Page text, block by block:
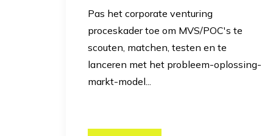
Pas het corporate venturing
proceskader toe om MVS/POC's te
scouten, matchen, testen en te
lanceren met het probleem-oplossing-
markt-model...